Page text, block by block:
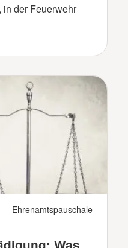
der Feuerwehr
Ehrenamtspauschale